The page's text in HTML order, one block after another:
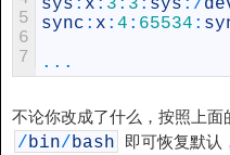
5
6
7
sync : x : 4 : 65534 :
...
不论你改成了什么，按照上面
/ bin/ bash 即可恢复默认